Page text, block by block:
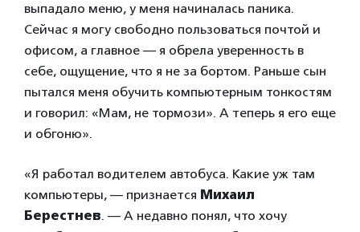
выпадало меню, у меня начиналась паника.
Сейчас я могу свободно пользоваться почтой и
офисом, а главное — я обрела уверенность в
себе, ощущение, что я не за бортом. Раньше сын
пытался меня обучить компьютерным тонкостям
и говорил: «Мам, не тормози». А теперь я его еще
и обгоню».
«Я работал водителем автобуса. Какие уж там
компьютеры, — признается Михаил
Берестнев. — А недавно понял, что хочу